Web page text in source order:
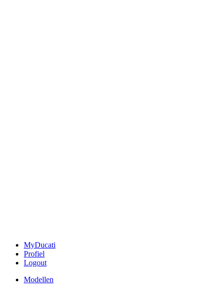
MyDucati
Profiel
Logout
Modellen